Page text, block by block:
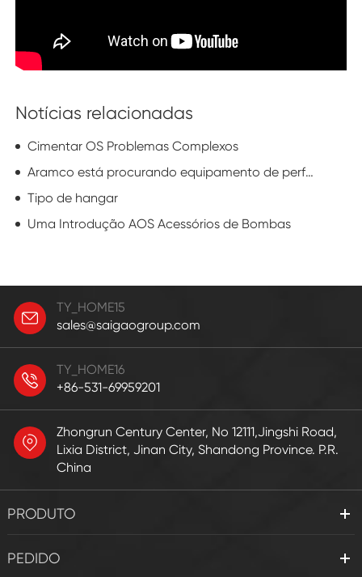
Notícias relacionadas
Cimentar OS Problemas Complexos
Aramco está procurando equipamento de perfuração Na China
Tipo de hangar
Uma Introdução AOS Acessórios de Bombas
TY_HOME15
sales@saigaogroup.com
TY_HOME16
+86-531-69959201
Zhongrun Century Center, No 12111,Jingshi Road,
Lixia District, Jinan City, Shandong Province. P.R.
China
PRODUTO
PEDIDO